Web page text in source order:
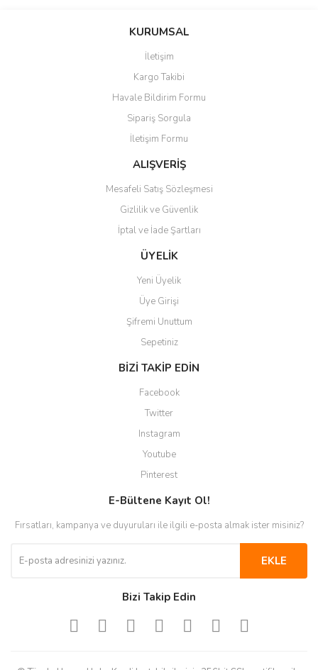
Bu ürüne ilk yorumu siz yapın!
Ürün hakkında henüz soru sorulmamış.
Ürün resmi kalitesiz, bozuk veya görüntülenemiyor.
Ürün açıklamasında eksik bilgiler bulunuyor.
Ürün bilgilerinde hatalar bulunuyor.
Ürün fiyatı diğer sitelerden daha pahalı.
Bu ürüne benzer farklı alternatifler olmalı.
Gönder
KURUMSAL
İletişim
Kargo Takibi
Havale Bildirim Formu
Sipariş Sorgula
İletişim Formu
ALIŞVERİŞ
Mesafeli Satış Sözleşmesi
Gizlilik ve Güvenlik
İptal ve İade Şartları
ÜYELİK
Yeni Üyelik
Üye Girişi
Şifremi Unuttum
Sepetiniz
BİZİ TAKİP EDİN
Facebook
Twitter
Instagram
Youtube
Pinterest
E-Bültene Kayıt Ol!
Fırsatları, kampanya ve duyuruları ile ilgili e-posta almak ister misiniz?
EKLE
Bizi Takip Edin